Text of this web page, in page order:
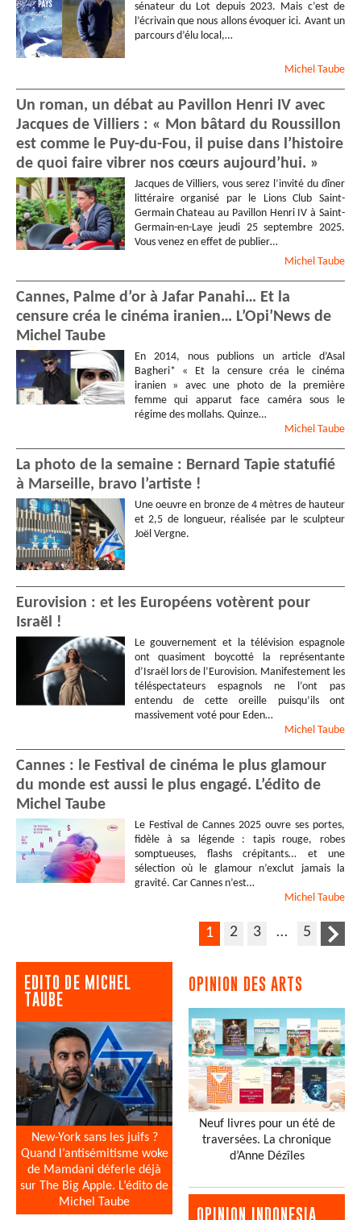
sénateur du Lot depuis 2023. Mais c’est de
l’écrivain que nous allons évoquer ici. Avant un
parcours d’élu local,…
Michel Taube
Un roman, un débat au Pavillon Henri IV avec
Jacques de Villiers : « Mon bâtard du Roussillon
est comme le Puy-du-Fou, il puise dans l’histoire
de quoi faire vibrer nos cœurs aujourd’hui. »
Jacques de Villiers, vous serez l’invité du dîner
littéraire organisé par le Lions Club Saint-
Germain Chateau au Pavillon Henri IV à Saint-
Germain-en-Laye jeudi 25 septembre 2025.
Vous venez en effet de publier…
Michel Taube
Cannes, Palme d’or à Jafar Panahi… Et la
censure créa le cinéma iranien… L’Opi’News de
Michel Taube
En 2014, nous publions un article d’Asal
Bagheri* « Et la censure créa le cinéma
iranien » avec une photo de la première
femme qui apparut face caméra sous le
régime des mollahs. Quinze…
Michel Taube
La photo de la semaine : Bernard Tapie statufié
à Marseille, bravo l’artiste !
Une oeuvre en bronze de 4 mètres de hauteur
et 2,5 de longueur, réalisée par le sculpteur
Joël Vergne.
Eurovision : et les Européens votèrent pour
Israël !
Le gouvernement et la télévision espagnole
ont quasiment boycotté la représentante
d’Israël lors de l’Eurovision. Manifestement les
téléspectateurs espagnols ne l’ont pas
entendu de cette oreille puisqu’ils ont
massivement voté pour Eden…
Michel Taube
Cannes : le Festival de cinéma le plus glamour
du monde est aussi le plus engagé. L’édito de
Michel Taube
Le Festival de Cannes 2025 ouvre ses portes,
fidèle à sa légende : tapis rouge, robes
somptueuses, flashs crépitants… et une
sélection où le glamour n’exclut jamais la
gravité. Car Cannes n’est…
Michel Taube
1 2 3 … 5
EDITO DE MICHEL
TAUBE
New-York sans les juifs ?
Quand l’antisémitisme woke
de Mamdani déferle déjà
sur The Big Apple. L’édito de
Michel Taube
OPINION DES ARTS
Neuf livres pour un été de
traversées. La chronique
d’Anne Dézîles
OPINION INDONESIA